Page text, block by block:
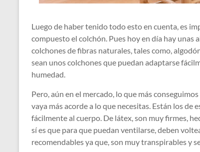
Luego de haber tenido todo esto en cuenta, es
compuesto el colchón. Pues hoy en día hay
colchones de fibras naturales, tales como,
sean unos colchones que puedan adaptarse
humedad.
Pero, aún en el mercado, lo que más
vaya más acorde a lo que necesitas. Están los de
fácilmente al cuerpo. De látex, son muy firmes,
sí es que para que puedan ventilarse, deben
recomendables ya que, son muy transpirables y